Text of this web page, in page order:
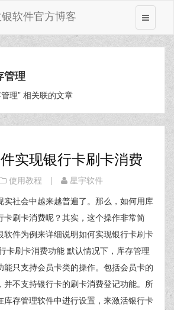
软件官方博客
管理
理” 相关联的文章
实现银行卡刷卡消费
使用教程 | 星宇软件
实社会中越来越普遍了。那么，如何用库
卡刷卡消费呢？其实，这个操作非常简
软件为例来详细说明如何实现银行卡刷卡
卡刷卡消费功能 默认情况下，库存管理
能只支持会员卡类的操作。包括会员卡的
并不支持银行卡的刷卡消费登记功能。所
库存管理软件中进行设置，来激活银行卡